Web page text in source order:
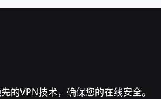
的VPN技术，确保您的在线安全。